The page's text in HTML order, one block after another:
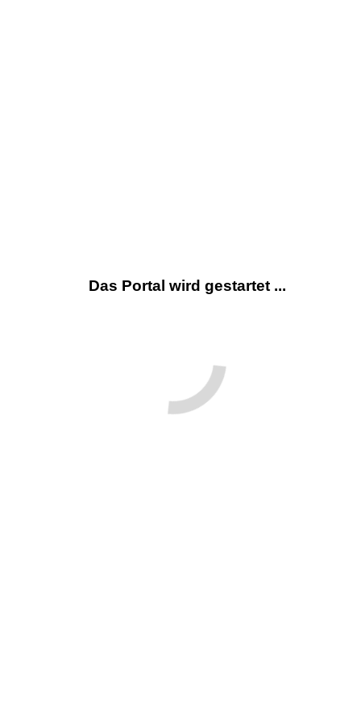
Das Portal wird gestartet ...